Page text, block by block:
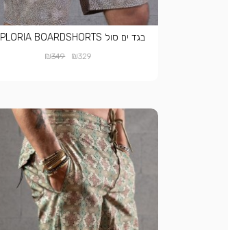
בגד ים סול DIPLORIA BOARDSHORTS
₪329
₪349